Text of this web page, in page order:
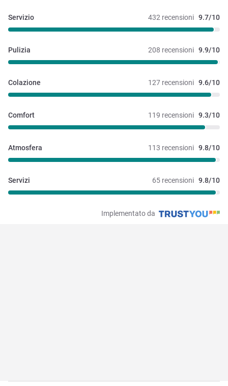
432 recensioni 9.7/10
Servizio
208 recensioni 9.9/10
Pulizia
127 recensioni 9.6/10
Colazione
119 recensioni 9.3/10
Comfort
113 recensioni 9.8/10
Atmosfera
65 recensioni 9.8/10
Servizi
Implementato da